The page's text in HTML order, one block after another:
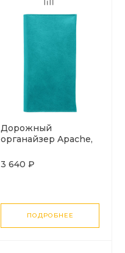
Дорожный
органайзер Apache,
3 640 ₽
ПОДРОБНЕЕ